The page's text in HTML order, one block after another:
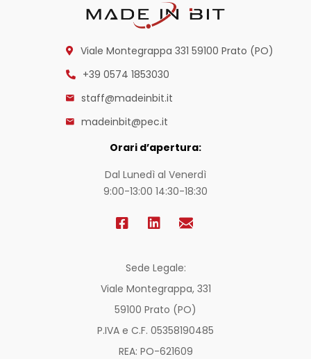
Viale Montegrappa 331 59100 Prato (PO)
+39 0574 1853030
staff@madeinbit.it
madeinbit@pec.it
Orari d’apertura:
Dal Lunedì al Venerdì
9:00-13:00 14:30-18:30
Sede Legale:
Viale Montegrappa, 331
59100 Prato (PO)
P.IVA e C.F. 05358190485
REA: PO-621609